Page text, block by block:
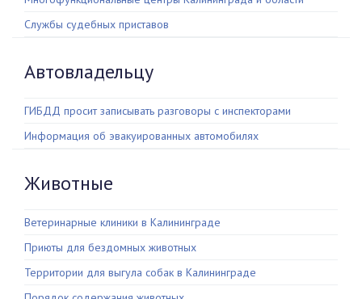
Службы судебных приставов
Автовладельцу
ГИБДД просит записывать разговоры с инспекторами
Информация об эвакуированных автомобилях
Животные
Ветеринарные клиники в Калининграде
Приюты для бездомных животных
Территории для выгула собак в Калининграде